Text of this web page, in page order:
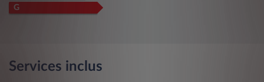
G
Services inclus